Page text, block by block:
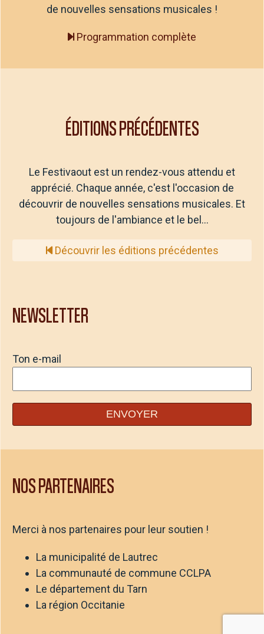
de nouvelles sensations musicales !
Programmation complète
ÉDITIONS PRÉCÉDENTES
Le Festivaout est un rendez-vous attendu et
apprécié. Chaque année, c'est l'occasion de
découvrir de nouvelles sensations musicales. Et
toujours de l'ambiance et le bel…
Découvrir les éditions précédentes
NEWSLETTER
Ton e-mail
NOS PARTENAIRES
Merci à nos partenaires pour leur soutien !
La municipalité de Lautrec
La communauté de commune CCLPA
Le département du Tarn
La région Occitanie